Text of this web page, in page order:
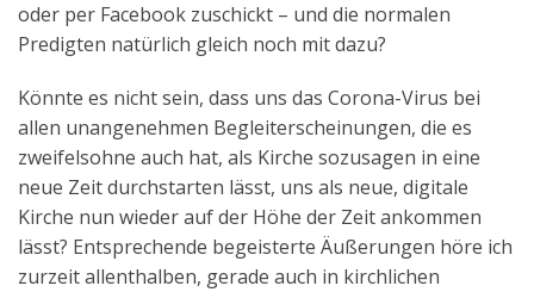
oder per Facebook zuschickt – und die normalen
Predigten natürlich gleich noch mit dazu?
Könnte es nicht sein, dass uns das Corona-Virus bei
allen unangenehmen Begleiterscheinungen, die es
zweifelsohne auch hat, als Kirche sozusagen in eine
neue Zeit durchstarten lässt, uns als neue, digitale
Kirche nun wieder auf der Höhe der Zeit ankommen
lässt? Entsprechende begeisterte Äußerungen höre ich
zurzeit allenthalben, gerade auch in kirchlichen